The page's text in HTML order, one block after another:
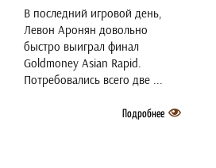
В последний игровой день,
Левон Аронян довольно
быстро выиграл финал
Goldmoney Asian Rapid.
Потребовались всего две ...
Подробнее